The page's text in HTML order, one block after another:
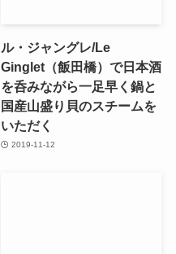
ル・ジャングレ/Le
Ginglet（飯田橋）で日本酒
を呑みながら一足早く鍋と
国産山盛り貝のスチームを
いただく
2019-11-12